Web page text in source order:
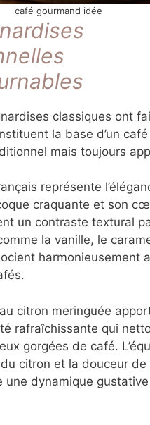
café gourmand idée
classiques ont
constituent la base
mais toujours
craquante et son
un contraste textural
la vanille, le
cafés.